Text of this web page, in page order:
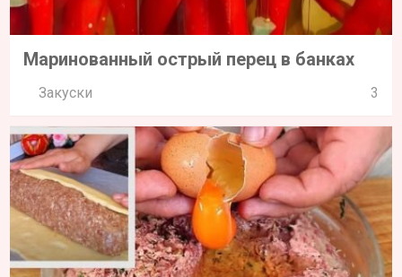
Маринованный острый перец в банках
Закуски 3